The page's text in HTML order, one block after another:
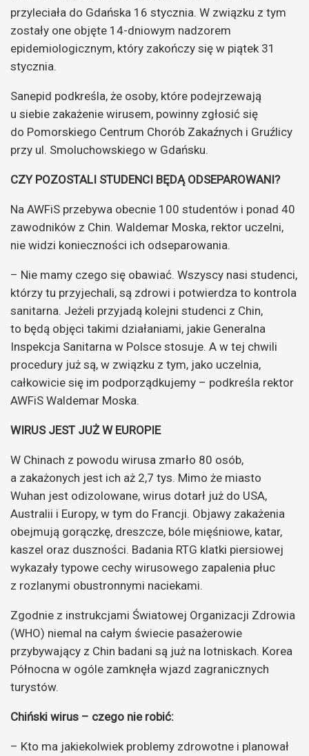
przyleciała do Gdańska 16 stycznia. W związku z tym
zostały one objęte 14-dniowym nadzorem
epidemiologicznym, który zakończy się w piątek 31
stycznia.
Sanepid podkreśla, że osoby, które podejrzewają
u siebie zakażenie wirusem, powinny zgłosić się
do Pomorskiego Centrum Chorób Zakaźnych i Gruźlicy
przy ul. Smoluchowskiego w Gdańsku.
CZY POZOSTALI STUDENCI BĘDĄ ODSEPAROWANI?
Na AWFiS przebywa obecnie 100 studentów i ponad 40
zawodników z Chin. Waldemar Moska, rektor uczelni,
nie widzi konieczności ich odseparowania.
– Nie mamy czego się obawiać. Wszyscy nasi studenci,
którzy tu przyjechali, są zdrowi i potwierdza to kontrola
sanitarna. Jeżeli przyjadą kolejni studenci z Chin,
to będą objęci takimi działaniami, jakie Generalna
Inspekcja Sanitarna w Polsce stosuje. A w tej chwili
procedury już są, w związku z tym, jako uczelnia,
całkowicie się im podporządkujemy – podkreśla rektor
AWFiS Waldemar Moska.
WIRUS JEST JUŻ W EUROPIE
W Chinach z powodu wirusa zmarło 80 osób,
a zakażonych jest ich aż 2,7 tys. Mimo że miasto
Wuhan jest odizolowane, wirus dotarł już do USA,
Australii i Europy, w tym do Francji. Objawy zakażenia
obejmują gorączkę, dreszcze, bóle mięśniowe, katar,
kaszel oraz duszności. Badania RTG klatki piersiowej
wykazały typowe cechy wirusowego zapalenia płuc
z rozlanymi obustronnymi naciekami.
Zgodnie z instrukcjami Światowej Organizacji Zdrowia
(WHO) niemal na całym świecie pasażerowie
przybywający z Chin badani są już na lotniskach. Korea
Północna w ogóle zamknęła wjazd zagranicznych
turystów.
Chiński wirus – czego nie robić:
– Kto ma jakiekolwiek problemy zdrowotne i planował